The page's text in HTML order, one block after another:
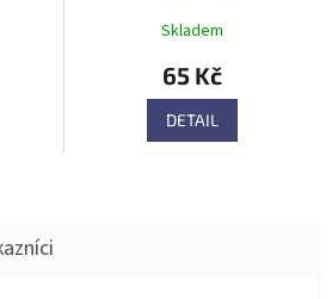
Skladem
65 Kč
DETAIL